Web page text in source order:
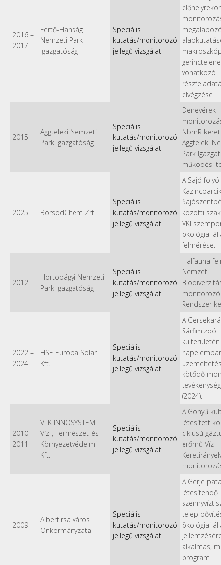
2016 –
2017
Fertő-Hanság
Nemzeti Park
Igazgatóság
Speciális
kutatás/monitorozó
jellegű vizsgálat
vonatkozó
elvégzése
2015
Aggteleki Nemzeti
Park Igazgatóság
Speciális
kutatás/monitorozó
jellegű vizsgálat
Denevérek
NbmR
Aggteleki
Park
működési
2025 BorsodChem Zrt.
Speciális
kutatás/monitorozó
jellegű vizsgálat
A Sajó folyó
közötti
VKI
ökológiai
felmérése.
2012
Hortobágyi Nemzeti
Park Igazgatóság
Speciális
kutatás/monitorozó
jellegű vizsgálat
Halfauna
Nemzeti
monitorozó
Rendszer
2022 –
2024
HSE Europa Solar
Kft.
Speciális
kutatás/monitorozó
jellegű vizsgálat
A
Sárfimizdó
kötődő
(2024).
2010 –
2011
VTK INNOSYSTEM
Víz-, Természet-és
Környezetvédelmi
Kft.
Speciális
kutatás/monitorozó
jellegű vizsgálat
A Gönyű
létesített
ciklusú
erőmű Víz
2009
Albertirsa város
Önkormányzata
Speciális
kutatás/monitorozó
jellegű vizsgálat
A Gerje
létesítendő
telep
ökológiai
alkalmas,
program